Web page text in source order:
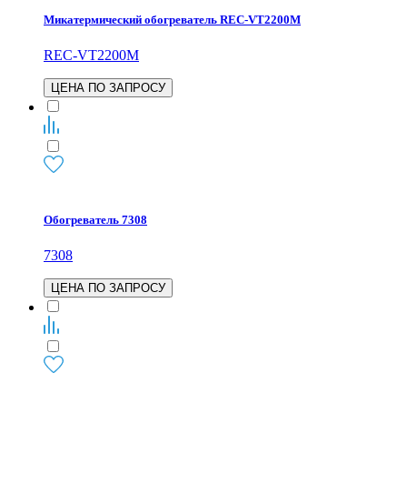
Микатермический обогреватель REC-VT2200M
REC-VT2200M
ЦЕНА ПО ЗАПРОСУ
Обогреватель 7308
7308
ЦЕНА ПО ЗАПРОСУ